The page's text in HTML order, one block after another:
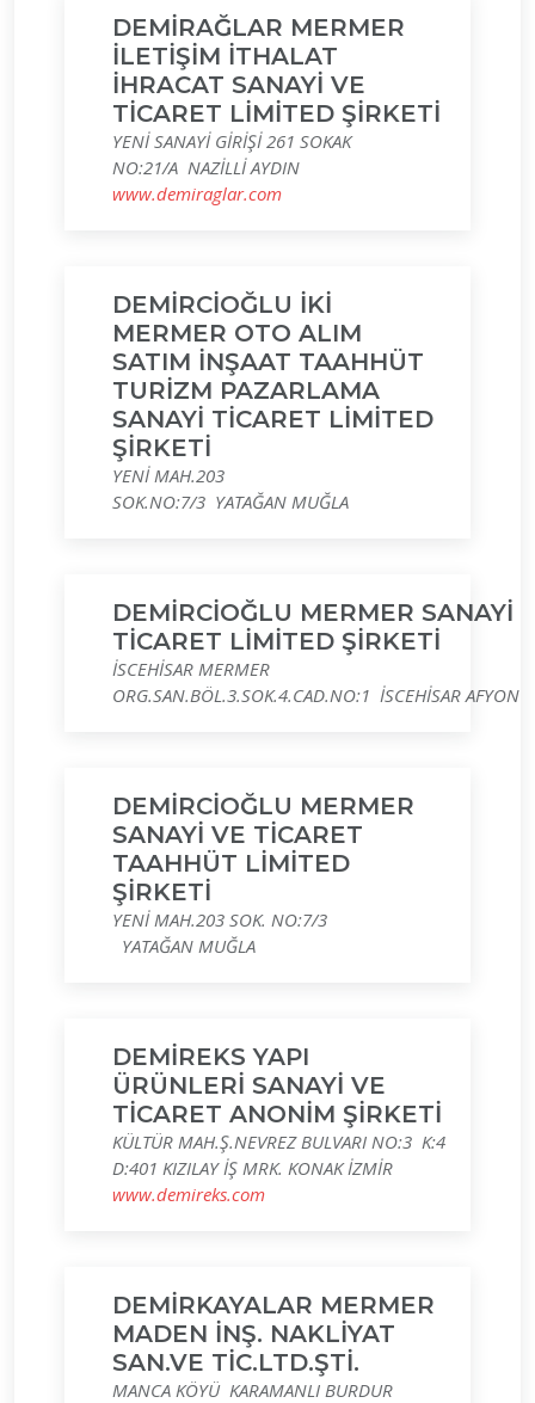
DEMİRAĞLAR MERMER
İLETİŞİM İTHALAT
İHRACAT SANAYİ VE
TİCARET LİMİTED ŞİRKETİ
YENİ SANAYİ GİRİŞİ 261 SOKAK
NO:21/A NAZİLLİ AYDIN
www.demiraglar.com
DEMİRCİOĞLU İKİ
MERMER OTO ALIM
SATIM İNŞAAT TAAHHÜT
TURİZM PAZARLAMA
SANAYİ TİCARET LİMİTED
ŞİRKETİ
YENİ MAH.203
SOK.NO:7/3 YATAĞAN MUĞLA
DEMİRCİOĞLU MERMER SANAYİ
TİCARET LİMİTED ŞİRKETİ
İSCEHİSAR MERMER
ORG.SAN.BÖL.3.SOK.4.CAD.NO:1 İSCEHİSAR AFYON
DEMİRCİOĞLU MERMER
SANAYİ VE TİCARET
TAAHHÜT LİMİTED
ŞİRKETİ
YENİ MAH.203 SOK. NO:7/3
YATAĞAN MUĞLA
DEMİREKS YAPI
ÜRÜNLERİ SANAYİ VE
TİCARET ANONİM ŞİRKETİ
KÜLTÜR MAH.Ş.NEVREZ BULVARI NO:3 K:4
D:401 KIZILAY İŞ MRK. KONAK İZMİR
www.demireks.com
DEMİRKAYALAR MERMER
MADEN İNŞ. NAKLİYAT
SAN.VE TİC.LTD.ŞTİ.
MANCA KÖYÜ KARAMANLI BURDUR